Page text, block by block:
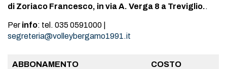
di Zoriaco Francesco, in via A. Verga 8 a Treviglio..
Per info: tel. 035 0591000 |
segreteria@volleybergamo1991.it
ABBONAMENTO COSTO